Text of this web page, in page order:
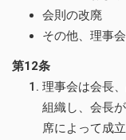
会則の改廃
その他、理事
第12条
理事会は会長
組織し、会長
席によって成